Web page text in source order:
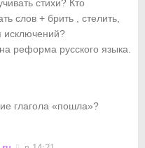
стихи? Кто
слов + брить , стелить,
исключений?
реформа русского языка.
глагола «пошла»?